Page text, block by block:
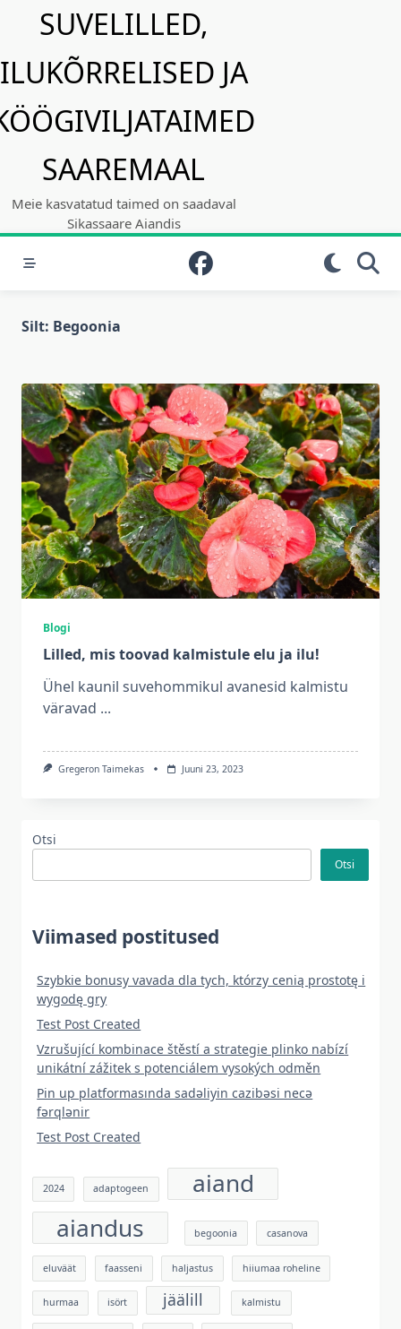
SUVELILLED,
ILUKÕRRELISED JA
SAAREMAAL
Meie kasvatatud taimed on saadaval
Sikassaare Aiandis
Silt: Begoonia
Blogi
Lilled, mis toovad kalmistule elu ja ilu!
Ühel kaunil suvehommikul avanesid kalmistu
väravad ...
Gregeron Taimekas Juuni 23, 2023
Otsi
Otsi
Viimased postitused
Szybkie bonusy vavada dla tych, którzy cenią prostotę i
wygodę gry
Test Post Created
Vzrušující kombinace štěstí a strategie plinko nabízí
unikátní zážitek s potenciálem vysokých odměn
Pin up platformasında sadəliyin cazibəsi necə
fərqlənir
Test Post Created
2024 adaptogeen
aiand
aiandus
begoonia casanova
eluväät faasseni haljastus hiiumaa roheline
hurmaa isört jäälill kalmistu